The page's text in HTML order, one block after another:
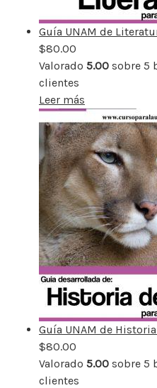
Guía UNAM de
$80.00
Valorado 5.00 sobre 5
clientes
Leer más
Guía UNAM de
$80.00
Valorado 5.00 sobre 5
clientes